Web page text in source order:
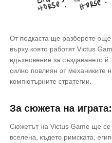
От подкаста ще разберете още
върху която работят Victus
вдъхновение за създаването
силно повлиян от механиките
компютърните стратегии.
За сюжета на играта:
Сюжетът на Victus Game ще се
вселена, където римската,